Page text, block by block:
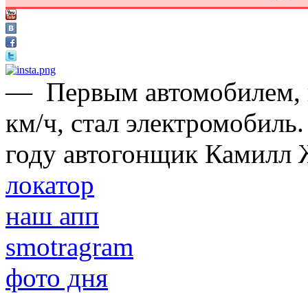
— Первым
км/ч, стал
году автогонщик Камилл
локатор
наш апп
smotragram
фото дня